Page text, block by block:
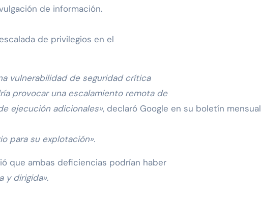
de información.
de privilegios en el
vulnerabilidad de seguridad crítica
provocar una escalamiento remota de
ejecución adicionales», declaró Google en su boletín mensual
para su explotación».
que ambas deficiencias podrían haber
y dirigida».